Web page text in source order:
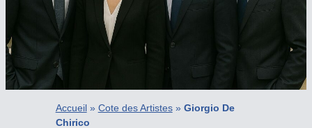
Accueil» Cote des Artistes» Giorgio De
Chirico